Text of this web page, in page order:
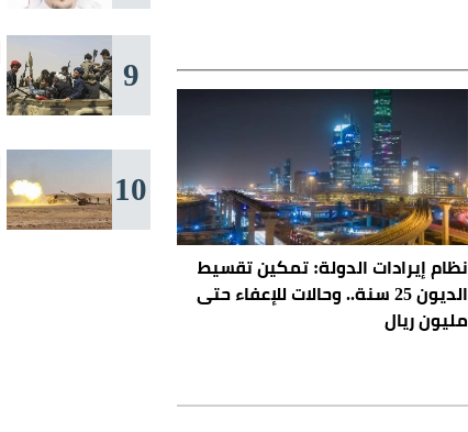
نظام إيرادات الدولة: تمكين تقسيط
الديون 25 سنة.. وحالات للإعفاء حتى
مليون ريال
9
10